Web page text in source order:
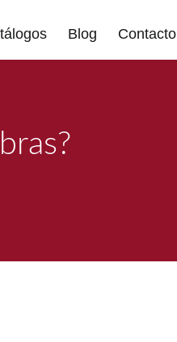
Blog Contacto